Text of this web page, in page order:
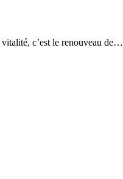
c’est le renouveau de…